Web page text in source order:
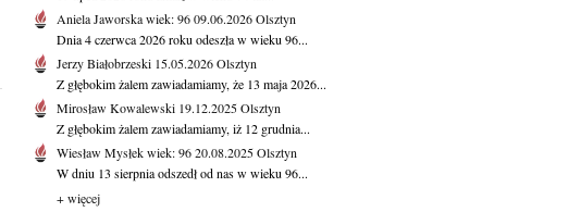
Aniela Jaworskawiek: 9609.06.2026Olsztyn
Dnia 4 czerwca 2026 roku odeszła w wieku 96...
Jerzy Białobrzeski 15.05.2026Olsztyn
Z głębokim żalem zawiadamiamy, że 13 maja 2026...
Mirosław Kowalewski 19.12.2025Olsztyn
Z głębokim żalem zawiadamiamy, iż 12 grudnia...
Wiesław Mysłekwiek: 9620.08.2025Olsztyn
W dniu 13 sierpnia odszedł od nas w wieku 96...
+ więcej